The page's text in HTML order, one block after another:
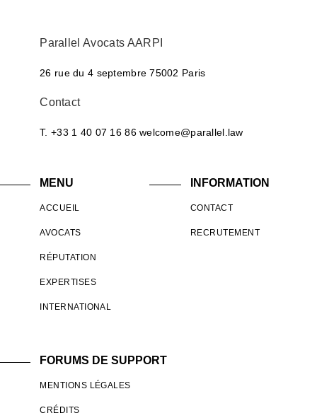
Parallel Avocats AARPI
26 rue du 4 septembre 75002 Paris
Contact
T. +33 1 40 07 16 86 welcome@parallel.law
MENU
ACCUEIL
AVOCATS
RÉPUTATION
EXPERTISES
INTERNATIONAL
INFORMATION
CONTACT
RECRUTEMENT
FORUMS DE SUPPORT
MENTIONS LÉGALES
CRÉDITS